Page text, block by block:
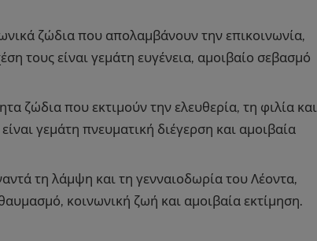
ζώδια που απολαμβάνουν την επικοινωνία,
τους είναι γεμάτη ευγένεια, αμοιβαίο σεβασμό
ζώδια που εκτιμούν την ελευθερία, τη φιλία και
γεμάτη πνευματική διέγερση και αμοιβαία
τη λάμψη και τη γενναιοδωρία του Λέοντα,
κοινωνική ζωή και αμοιβαία εκτίμηση.